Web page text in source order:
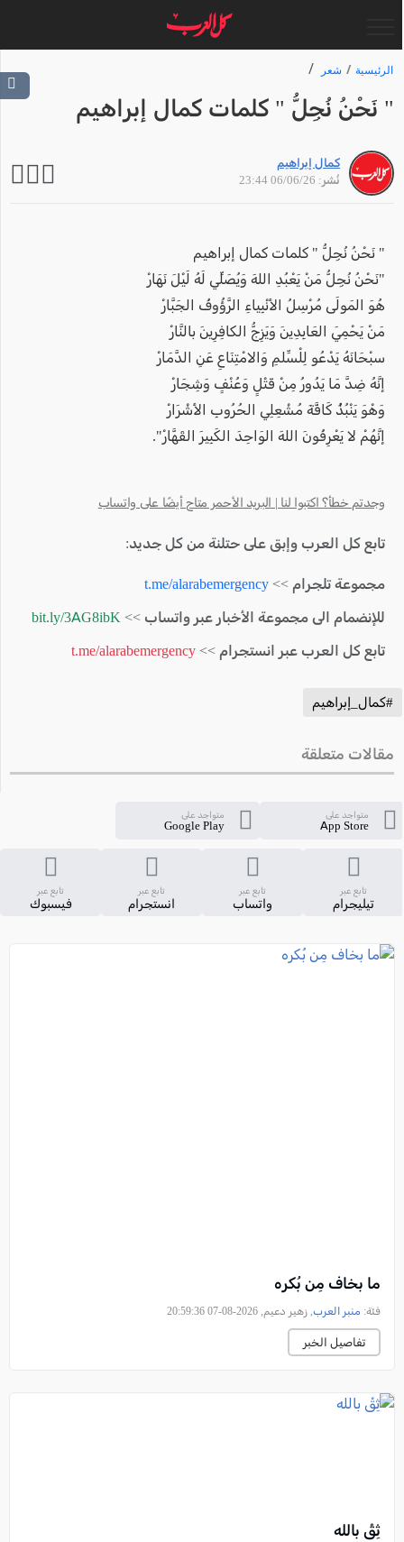
الرئيسية شعر
" نَحْنُ نُجِلُّ " كلمات كمال إبراهيم
كمال إبراهيم
نُشر: 06/06/26 23:44
" نَحْنُ نُجِلُّ " كلمات كمال إبراهيم
"نَحْنُ نُجِلُّ مَنْ يَعْبُدِ اللهَ وَيُصَلِّي لَهُ لَيْلَ نَهَارْ
هُوَ المَولَى مُرْسِلُ الأنْبِياءِ الرَّؤُوفُ الجَبَّارْ
مَنْ يَحْمِيَ العَابِدِينَ وَيَزِجُّ الكافِرِينَ بالنَّارْ
سبْحَانَهُ يَدْعُو لِلْسِّلمِ وَالامْتِنَاعِ عَنِ الدَّمَارْ
إنَّهُ ضِدَّ مَا يَدُورُ مِنْ قَتْلٍ وَعُنْفٍ وَشِجَارْ
وَهْوَ يَنْبُذُُ كَافَّةَ مُشْعِلِي الحُرُوبِ الأشْرَارْ
إنَّهُمْ لا يَعْرِفُونَ اللهَ الوَاحِدَ الكَبِيرَ القَهَّارْ".
وجدتم خطأ؟ اكتبوا لنا | البريد الأحمر متاح أيضًا على واتساب
تابع كل العرب وإبق على حتلنة من كل جديد:
مجموعة تلجرام >> t.me/alarabemergency
للإنضمام الى مجموعة الأخبار عبر واتساب >> bit.ly/3AG8ibK
تابع كل العرب عبر انستجرام >> t.me/alarabemergency
#كمال_إبراهيم
مقالات متعلقة
متواجد على
App Store
متواجد على
Google Play
تابع عبر
تيليجرام
تابع عبر
واتساب
تابع عبر
انستجرام
تابع عبر
فيسبوك
ما بخاف مِن بُكره
فئة: منبر العرب, زهير دعيم, 2026-08-07 20:59:36
تفاصيل الخبر
ثِقْ بالله